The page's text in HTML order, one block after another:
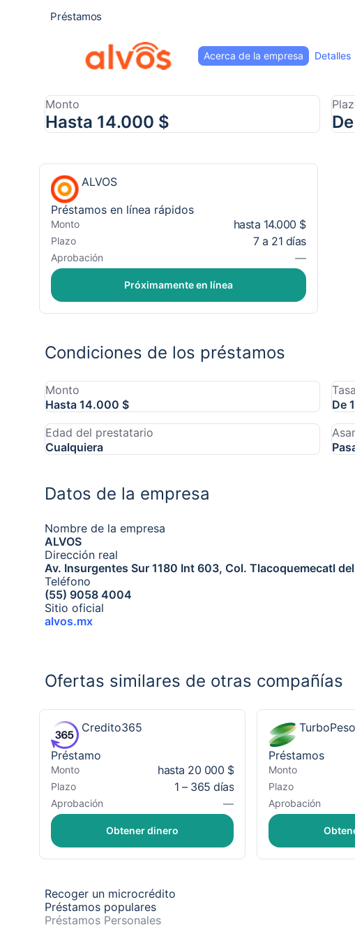
Préstamos
Acerca de la empresa Detalles
Monto
Hasta 14.000 $
ALVOS
Préstamos en línea rápidos
Monto hasta 14.000 $
Plazo 7 a 21 días
Aprobación —
Próximamente en línea
Condiciones de los préstamos
Monto
Hasta 14.000 $
De
Edad del prestatario
Cualquiera
Datos de la empresa
Nombre de la empresa
ALVOS
Dirección real
Av. Insurgentes Sur 1180 Int 603, Col. Tlacoquemecatl
Teléfono
(55) 9058 4004
Sitio oficial
alvos.mx
Ofertas similares de otras compañías
Credito365
Préstamo
Monto hasta 20 000 $
Plazo 1 – 365 días
Aprobación —
Obtener dinero
TurboPeso
Préstamos
Monto
Plazo
Aprobación
Recoger un microcrédito
Préstamos populares
Préstamos Personales